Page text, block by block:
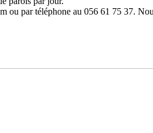
par téléphone au 056 61 75 37.